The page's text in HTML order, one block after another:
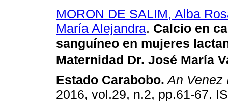
MORON DE SALIM, Alba
María Alejandra. Calcio en
sanguíneo en mujeres
Maternidad Dr. José María
Estado Carabobo. An Venez
2016, vol.29, n.2, pp.61-67.